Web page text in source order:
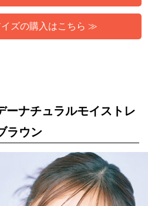
ズの購入はこちら ≫
ーナチュラルモイストレ
ラウン